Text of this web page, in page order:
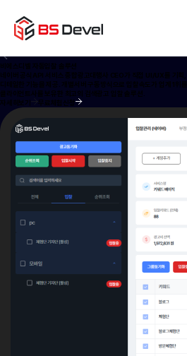
비에스디벨에서 가능합니다!
자동입찰
부정클릭
프로그램개별서버
비에스디벨 자동입찰 솔루션
네이버 공식API 서비스 종합광고대행사 CEO가 직접 UI/UX를 기획
디테일한 기능을 제공. 개별서버 구동방식으로 입찰속도가 업계 1
클라이언트사를 보유한 최고의 검색광고 입찰 솔루션.
자세히보기
무료체험신청